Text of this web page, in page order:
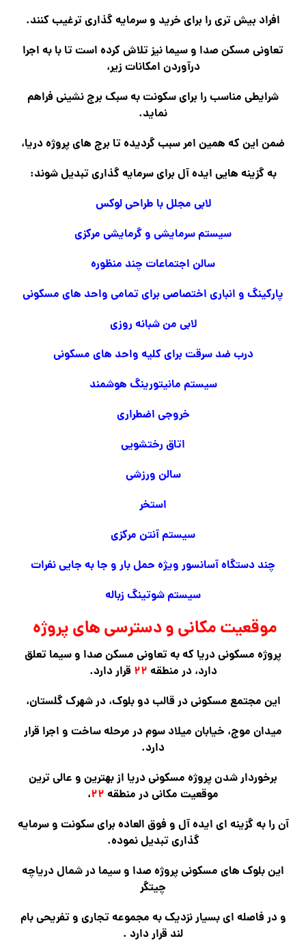
افراد بیش تری را برای خرید و سرمایه گذاری ترغیب کنند.
تعاونی مسکن صدا و سیما نیز تلاش کرده است تا با به اجرا
درآوردن امکانات زیر،
شرایطی مناسب را برای سکونت به سبک برج نشینی فراهم
نماید.
ضمن این که همین امر سبب گردیده تا برج های پروژه دریا،
به گزینه هایی ایده آل برای سرمایه گذاری تبدیل شوند:
لابی مجلل با طراحی لوکس
سیستم سرمایشی و گرمایشی مرکزی
سالن اجتماعات چند منظوره
پارکینگ و انباری اختصاصی برای تمامی واحد های مسکونی
لابی من شبانه روزی
درب ضد سرقت برای کلیه واحد های مسکونی
سیستم مانیتورینگ هوشمند
خروجی اضطراری
اتاق رختشویی
سالن ورزشی
استخر
سیستم آنتن مرکزی
چند دستگاه آسانسور ویژه حمل بار و جا به جایی نفرات
سیستم شوتینگ زباله
موقعیت مکانی و دسترسی های پروژه
پروژه مسکونی دریا که به تعاونی مسکن صدا و سیما تعلق
دارد، در منطقه ۲۲ قرار دارد.
این مجتمع مسکونی در قالب دو بلوک، در شهرک گلستان،
میدان موج، خیابان میلاد سوم در مرحله ساخت و اجرا قرار
دارد.
برخوردار شدن پروژه مسکونی دریا از بهترین و عالی ترین
موقعیت مکانی در منطقه ۲۲،
آن را به گزینه ای ایده آل و فوق العاده برای سکونت و سرمایه
گذاری تبدیل نموده.
این بلوک های مسکونی پروژه صدا و سیما در شمال دریاچه
چیتگر
و در فاصله ای بسیار نزدیک به مجموعه تجاری و تفریحی بام
لند قرار دارد .